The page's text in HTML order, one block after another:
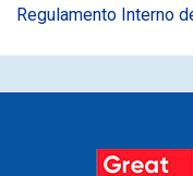
Regulamento Interno